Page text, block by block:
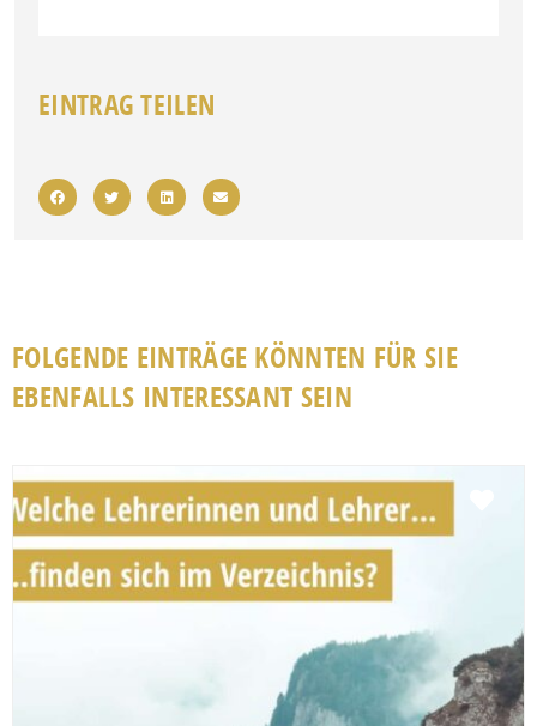
EINTRAG TEILEN
FOLGENDE EINTRÄGE KÖNNTEN FÜR SIE
EBENFALLS INTERESSANT SEIN